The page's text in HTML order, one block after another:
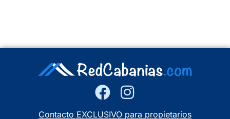
Contacto EXCLUSIVO para propietarios